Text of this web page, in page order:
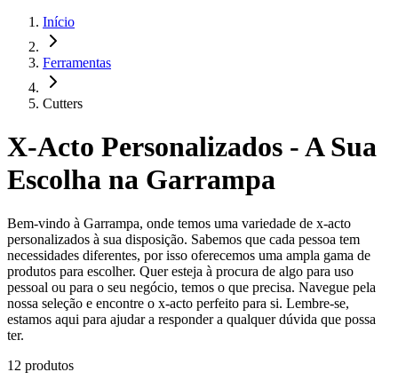
Início
Ferramentas
Cutters
X-Acto Personalizados - A Sua
Escolha na Garrampa
Bem-vindo à Garrampa, onde temos uma variedade de x-acto
personalizados à sua disposição. Sabemos que cada pessoa tem
necessidades diferentes, por isso oferecemos uma ampla gama de
produtos para escolher. Quer esteja à procura de algo para uso
pessoal ou para o seu negócio, temos o que precisa. Navegue pela
nossa seleção e encontre o x-acto perfeito para si. Lembre-se,
estamos aqui para ajudar a responder a qualquer dúvida que possa
ter.
12 produtos